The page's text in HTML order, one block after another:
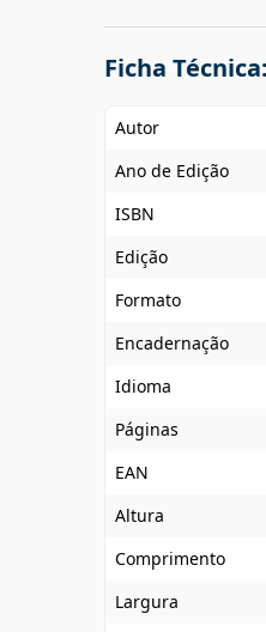
Ficha Técnica:
Autor
Ano de Edição
ISBN
Edição
Formato
Encadernação
Idioma
Páginas
EAN
Altura
Comprimento
Largura